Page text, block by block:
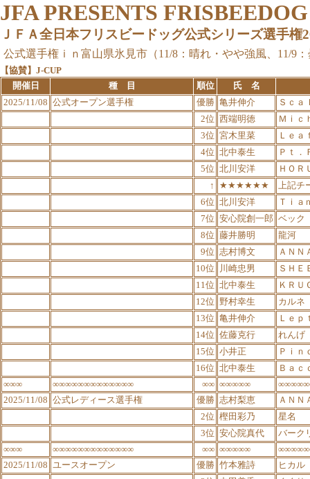
JFA PRESENTS
ＪＦＡ全日本フリスビードッグ公式シリーズ選手権
公式選手権ｉｎ富山県氷見市（11/8：晴れ・やや強風、11/9
【協賛】J-CUP
開催日
種 目 順位
氏 名
2025/11/08 公式オープン選手権 優勝 亀井伸介
Ｓｃａ
2位
西端明徳
Ｍｉｃ
3位 宮木里菜
Ｌｅａ
4位 北中泰生
Ｐｔ．
5位 北川安洋
ＨＯＲ
↑
★★★★★★
上記チ
6位 北川安洋
Ｔｉａ
7位 安心院創一郎 ベック
8位
藤井勝明
龍河
9位 志村博文
ＡＮＮ
10位
川崎忠男
ＳＨＥ
11位 北中泰生
ＫＲＵ
12位 野村幸生
カルネ
13位 亀井伸介
Ｌｅｐ
14位 佐藤克行
れんげ
15位 小井正
Ｐｉ
16位 北中泰生
Ｂａ
∞∞∞
∞∞∞∞∞∞∞∞∞∞∞∞∞ ∞∞ ∞∞∞∞∞
2025/11/08 公式レディース選手権 優勝 志村梨恵
ＡＮＮ
2位 樫田彩乃
星名
3位 安心院真代
バーク
∞∞∞
∞∞∞∞∞∞∞∞∞∞∞∞∞ ∞∞ ∞∞∞∞∞
2025/11/08 ユースオープン 優勝 竹本雅詩
ヒカル